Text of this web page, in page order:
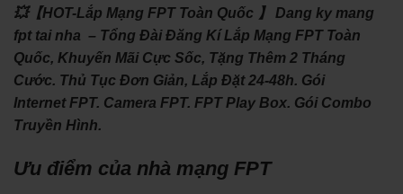
💥【HOT-Lắp Mạng FPT Toàn Quốc 】 Dang ky mang
fpt tai nha – Tổng Đài Đăng Kí Lắp Mạng FPT Toàn
Quốc, Khuyến Mãi Cực Sốc, Tặng Thêm 2 Tháng
Cước. Thủ Tục Đơn Giản, Lắp Đặt 24-48h. Gói
Internet FPT. Camera FPT. FPT Play Box. Gói Combo
Truyền Hình.
Ưu điểm của nhà mạng FPT